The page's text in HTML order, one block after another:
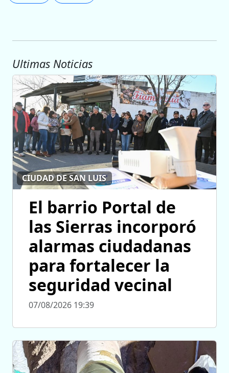
Ultimas Noticias
CIUDAD DE SAN LUIS
El barrio Portal de
las Sierras incorporó
alarmas ciudadanas
para fortalecer la
seguridad vecinal
07/08/2026 19:39